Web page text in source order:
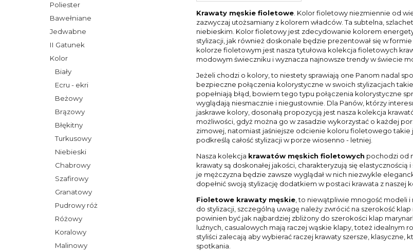
Poliester
Bawełniane
Jedwabne
II Gatunek
Kolor
Biały
Ecru - ekri
Beżowy
Brązowy
Błękitny
Turkusowy
Niebieski
Chabrowy
Szafirowy
Granatowy
Pudrowy róż
Różowy
Koralowy
Malinowy
Krawaty męskie fioletowe. Kolor fioletowy niezmiennie od
zazwyczaj utożsamiany z kolorem władców. Ta subtelna,
niebieskim. Kolor fioletowy jest zdecydowanie kolorem
stylizacji, jak również doskonale będzie prezentował się w
kolorze fioletowym jest nasza tytułowa kolekcja fioletowych
modowym świeczniku i wyznacza najnowsze trendy w świecie
Jeżeli chodzi o kolory, to niestety sprawiają one Panom nadal
bezpieczne połączenia kolorystyczne w swoich stylizacjach
popełniają błąd, bowiem tego typu połączenia kolorystyczne
wyglądają niesmacznie i niegustownie. Dla Panów, którzy
jaskrawe kolory, dosonałą propozycją jest nasza kolekcja
możliwości, gdyż można go w zasadzie wykorzystać o każdej
zimowej, natomiast jaśniejsze odcienie koloru fioletowego
podkreślą całość stylizacji w porze wiosenno - letniej.
Nasza kolekcja krawatów męskich fioletowych pochodzi od
krawaty są doskonałej jakości, charakteryzują się
je mężczyzna będzie zawsze wyglądał w nich niezwykle
dopełnić swoją stylizację dodatkiem w postaci krawata z naszej
Fioletowe krawaty męskie, to niewątpliwie mnogość modeli
do stylizacji, szczególną uwagę należy zwrócić na szerokość
powinien być jak najbardziej zbliżony do szerokości klap
luźnych, casualowych mają raczej wąskie klapy, toteż idealnym
styliści zalecają aby wybierać raczej krawaty szersze,
spotkania.